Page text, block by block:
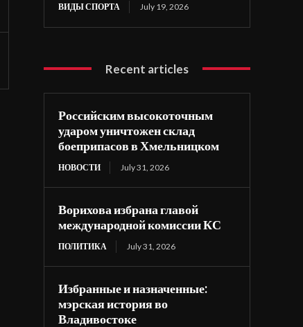
ВИДЫ СПОРТА July 19, 2026
Recent articles
Российским высокоточным
ударом уничтожен склад
боеприпасов в Хмельницком
НОВОСТИ July 31, 2026
Ворихова избрана главой
международной комиссии КС
ПОЛИТИКА July 31, 2026
Избранные и назначенные:
мэрская история во
Владивостоке